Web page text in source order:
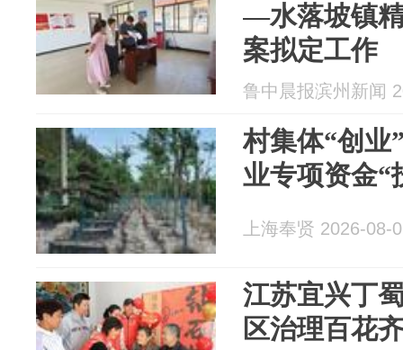
—水落坡镇
案拟定工作
鲁中晨报滨州新闻
村集体“创业
业专项资金“
上海奉贤 2026-08-
江苏宜兴丁
区治理百花